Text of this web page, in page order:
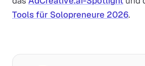
Tools für Solopreneure 2026.